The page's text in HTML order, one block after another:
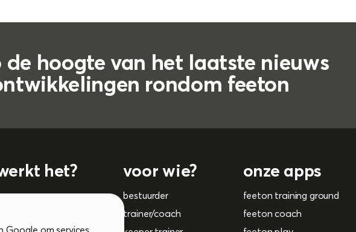
de hoogte van het laatste nieuws
rondom feeton
het? voor wie?
bestuurder
trainer/coach
onze apps
feeton training ground
feeton coach
Google om services